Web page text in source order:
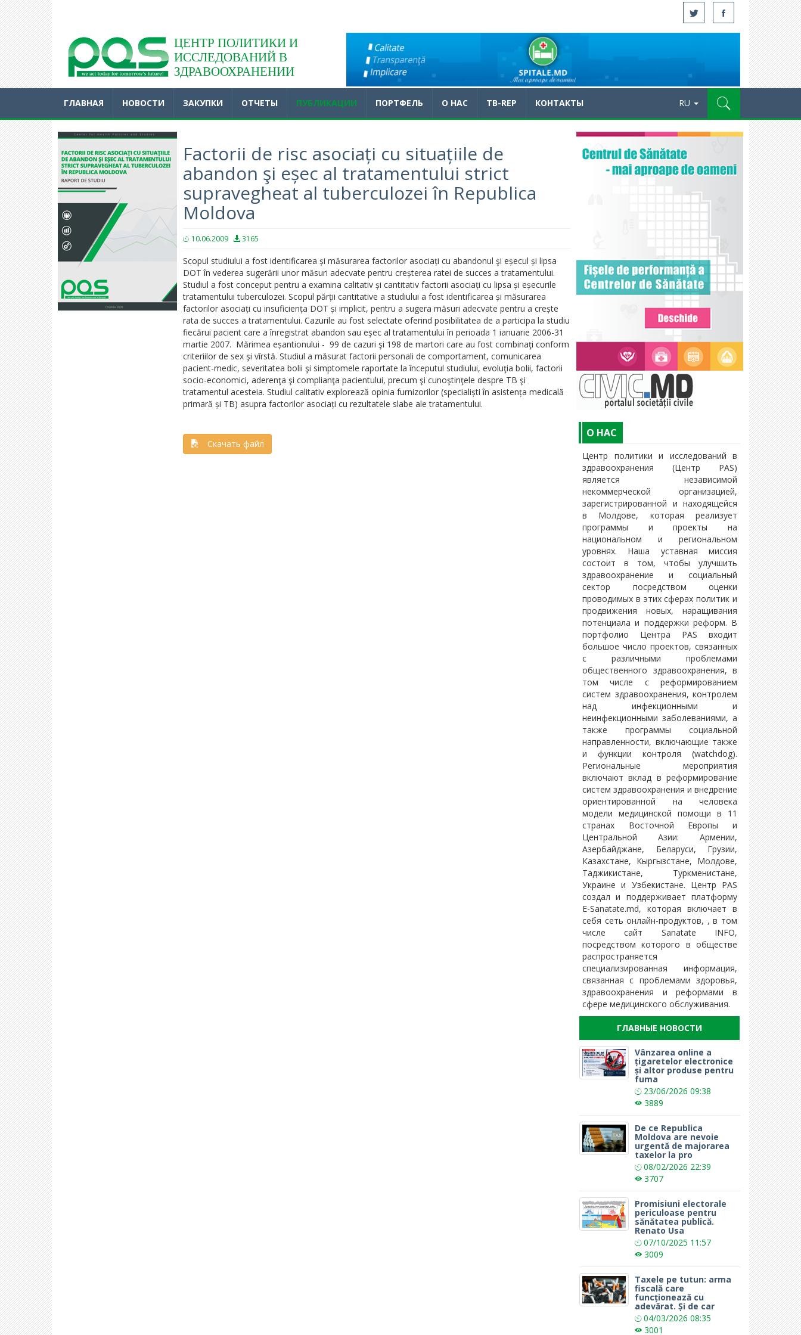
Acasă
ЦЕНТР ПОЛИТИКИ И
ИССЛЕДОВАНИЙ В
ЗДРАВООХРАНЕНИИ
ГЛАВНАЯ НОВОСТИ ЗАКУПКИ ОТЧЕТЫ ПУБЛИКАЦИИ ПОРТФЕЛЬ O НАС TB-REP КОНТАКТЫ RU
Factorii de risc asociați cu situațiile de
abandon şi eșec al tratamentului strict
supravegheat al tuberculozei în Republica
Moldova
10.06.2009 3165
Scopul studiului a fost identificarea și măsurarea factorilor asociați cu abandonul şi eșecul și lipsa
DOT în vederea sugerării unor măsuri adecvate pentru creșterea ratei de succes a tratamentului.
Studiul a fost conceput pentru a examina calitativ și cantitativ factorii asociați cu lipsa și eșecurile
tratamentului tuberculozei. Scopul părții cantitative a studiului a fost identificarea și măsurarea
factorilor asociați cu insuficiența DOT și implicit, pentru a sugera măsuri adecvate pentru a crește
rata de succes a tratamentului. Cazurile au fost selectate oferind posibilitatea de a participa la studiu
fiecărui pacient care a înregistrat abandon sau eşec al tratamentului în perioada 1 ianuarie 2006-31
martie 2007. Mărimea eșantionului - 99 de cazuri şi 198 de martori care au fost combinaţi conform
criteriilor de sex şi vîrstă. Studiul a măsurat factorii personali de comportament, comunicarea
pacient-medic, severitatea bolii şi simptomele raportate la începutul studiului, evoluţia bolii, factorii
socio-economici, aderenţa şi complianţa pacientului, precum şi cunoştinţele despre TB şi
tratamentul acesteia. Studiul calitativ explorează opinia furnizorilor (specialiști în asistența medicală
primară și TB) asupra factorilor asociați cu rezultatele slabe ale tratamentului.
Скачать файл
O НАС
Центр политики и исследований в
здравоохранения (Центр PAS)
является независимой
некоммерческой организацией,
зарегистрированной и находящейся
в Молдове, которая реализует
программы и проекты на
национальном и региональном
уровнях. Наша уставная миссия
состоит в том, чтобы улучшить
здравоохранение и социальный
сектор посредством оценки
проводимых в этих сферах политик и
продвижения новых, наращивания
потенциала и поддержки реформ. В
портфолио Центра PAS входит
большое число проектов, связанных
с различными проблемами
общественного здравоохранения, в
том числе с реформированием
систем здравоохранения, контролем
над инфекционными и
неинфекционными заболеваниями, а
также программы социальной
направленности, включающие также
и функции контроля (watchdog).
Региональные мероприятия
включают вклад в реформирование
систем здравоохранения и внедрение
ориентированной на человека
модели медицинской помощи в 11
странах Восточной Европы и
Центральной Азии: Армении,
Азербайджане, Беларуси, Грузии,
Казахстане, Кыргызстане, Молдове,
Таджикистане, Туркменистане,
Украине и Узбекистане. Центр PAS
создал и поддерживает платформу
E-Sanatate.md, которая включает в
себя сеть онлайн-продуктов, , в том
числе сайт Sanatate INFO,
посредством которого в обществе
распространяется
специализированная информация,
связанная с проблемами здоровья,
здравоохранения и реформами в
сфере медицинского обслуживания.
ГЛАВНЫЕ НОВОСТИ
Vânzarea online a
țigaretelor electronice
și altor produse pentru
fuma
23/06/2026 09:38
3889
De ce Republica
Moldova are nevoie
urgentă de majorarea
taxelor la pro
08/02/2026 22:39
3707
Promisiuni electorale
periculoase pentru
sănătatea publică.
Renato Usa
07/10/2025 11:57
3009
Taxele pe tutun: arma
fiscală care
funcționează cu
adevărat. Și de car
04/03/2026 08:35
3001